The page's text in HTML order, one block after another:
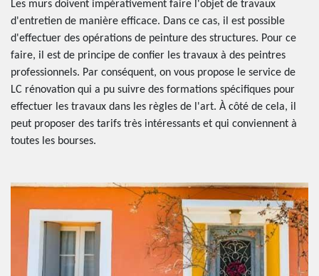
Les murs doivent impérativement faire l'objet de travaux
d'entretien de manière efficace. Dans ce cas, il est possible
d'effectuer des opérations de peinture des structures. Pour ce
faire, il est de principe de confier les travaux à des peintres
professionnels. Par conséquent, on vous propose le service de
LC rénovation qui a pu suivre des formations spécifiques pour
effectuer les travaux dans les règles de l'art. À côté de cela, il
peut proposer des tarifs très intéressants et qui conviennent à
toutes les bourses.